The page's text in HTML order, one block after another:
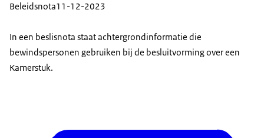
Beleidsnota11-12-2023
In een beslisnota staat achtergrondinformatie die
bewindspersonen gebruiken bij de besluitvorming over een
Kamerstuk.